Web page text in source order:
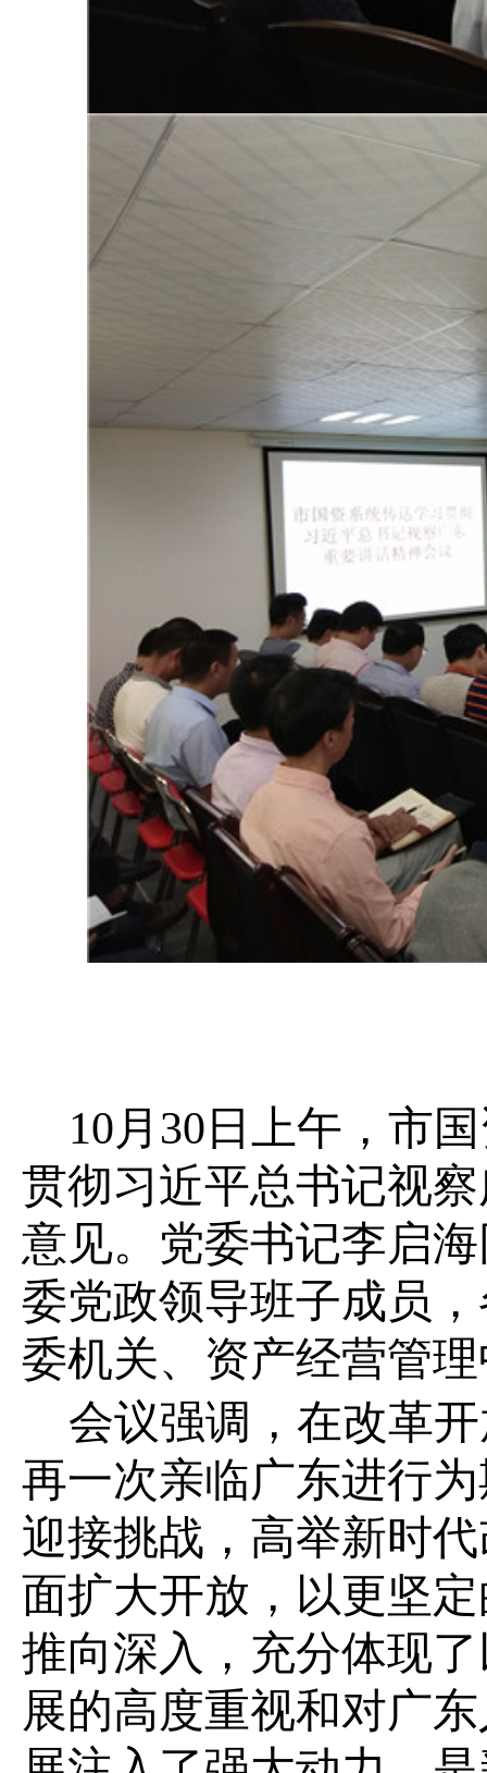
10月30日上午，市
贯彻习近平总书记视
意见。党委书记李启
委党政领导班子成员
委机关、资产经营管
会议强调， 在改革
再一次亲临广东进行
迎接挑战，高举新时
面扩大开放，以更坚
推向深入，充分体现
展的高度重视和对广